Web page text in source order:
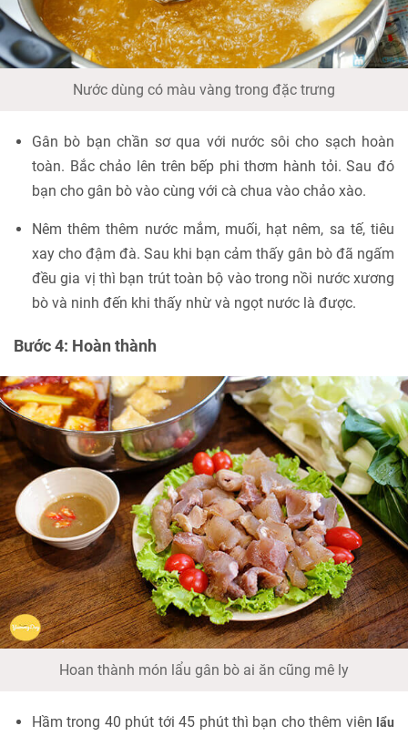
Nước dùng có màu vàng trong đặc trưng
Gân bò bạn chần sơ qua với nước sôi cho sạch hoàn
toàn. Bắc chảo lên trên bếp phi thơm hành tỏi. Sau đó
bạn cho gân bò vào cùng với cà chua vào chảo xào.
Nêm thêm thêm nước mắm, muối, hạt nêm, sa tế, tiêu
xay cho đậm đà. Sau khi bạn cảm thấy gân bò đã ngấm
đều gia vị thì bạn trút toàn bộ vào trong nồi nước xương
bò và ninh đến khi thấy nhừ và ngọt nước là được.
Bước 4: Hoàn thành
Hoan thành món lẩu gân bò ai ăn cũng mê ly
Hầm trong 40 phút tới 45 phút thì bạn cho thêm viên lẩu